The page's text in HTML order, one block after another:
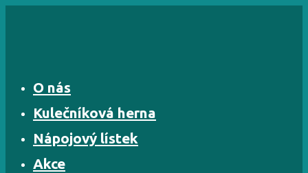
O nás
Kulečníková herna
Nápojový lístek
Akce